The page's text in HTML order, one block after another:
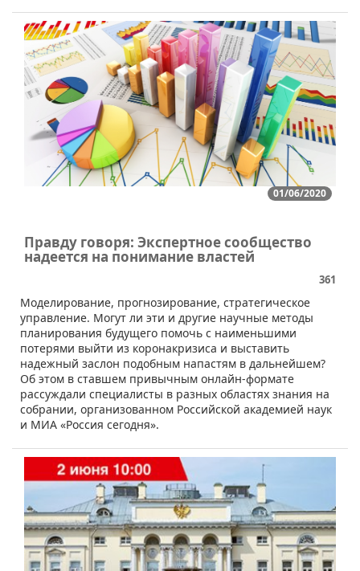
01/06/2020
Правду говоря: Экспертное сообщество
надеется на понимание властей
361
​​​Моделирование, прогнозирование, стратегическое
управление. Могут ли эти и другие научные методы
планирования будущего помочь с наименьшими
потерями выйти из коронакризиса и выставить
надежный заслон подобным напастям в дальнейшем?
Об этом в ставшем привычным онлайн-формате
рассуждали специалисты в разных областях знания на
собрании, организованном Российской академией наук
и МИА «Россия сегодня».